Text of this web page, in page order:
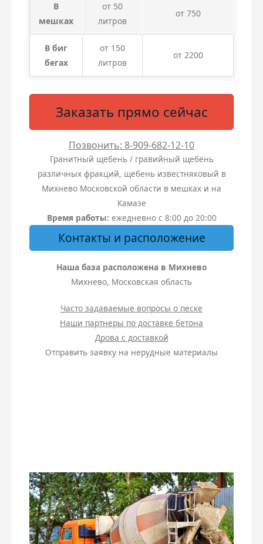
В
мешках
от 50
литров
от 750
В биг
бегах
от 150
литров
от 2200
Заказать прямо сейчас
Позвонить: 8-909-682-12-10
Гранитный щебень / гравийный щебень
различных фракций, щебень известняковый в
Михнево Московской области в мешках и на
Камазе
Время работы: ежедневно с 8:00 до 20:00
Контакты и расположение
Наша база расположена в Михнево
Михнево, Московская область
Часто задаваемые вопросы о песке
Наши партнеры по доставке бетона
Дрова с доставкой
Отправить заявку на нерудные материалы